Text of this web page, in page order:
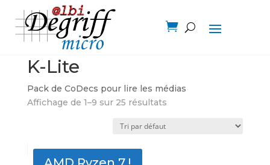

Accueil/ Logiciel / K-Lite
K-Lite
Pack de CoDecs pour lire les médias
Affichage de 1–9 sur 25 résultats